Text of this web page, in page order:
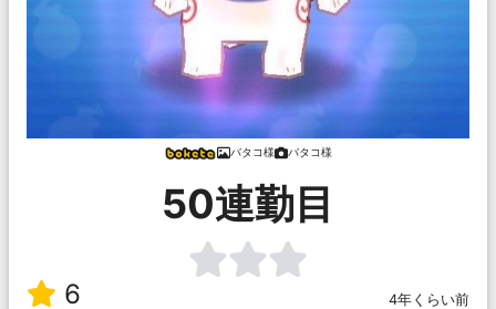
バタコ様 バタコ様
50連勤目
6 4年くらい前